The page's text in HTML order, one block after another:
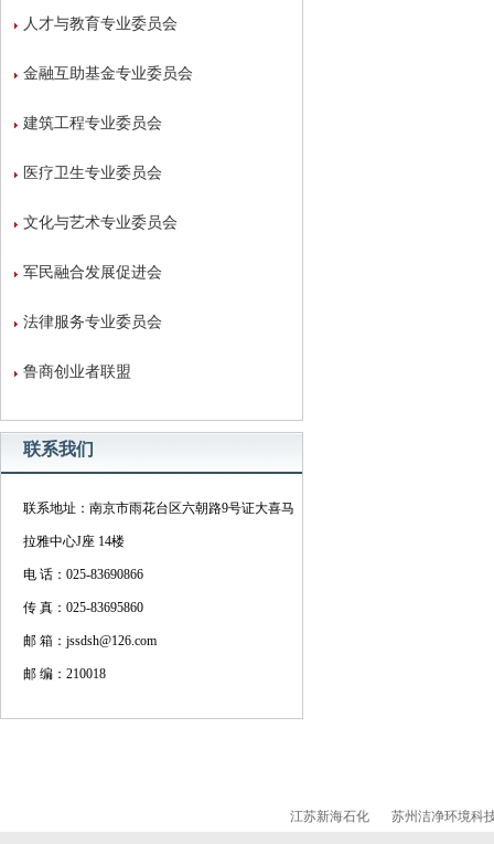
人才与教育专业委员会
金融互助基金专业委员会
建筑工程专业委员会
医疗卫生专业委员会
文化与艺术专业委员会
军民融合发展促进会
法律服务专业委员会
鲁商创业者联盟
联系我们
联系地址：南京市雨花台区六朝路9号证大喜马
拉雅中心J座 14楼
电 话：025-83690866
传 真：025-83695860
邮 箱：jssdsh@126.com
邮 编：210018
江苏新海石化 苏州洁净环境科